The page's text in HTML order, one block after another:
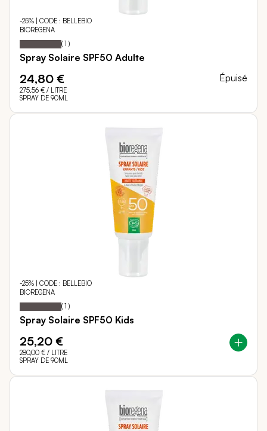
-25% | CODE : BELLEBIO
BIOREGENA
Notation: 100
% of
( 1 )
Spray Solaire SPF50 Adulte
24,80 €
275,56 € / LITRE
SPRAY DE 90ML
Épuisé
-25% | CODE : BELLEBIO
BIOREGENA
Notation: 100
% of
( 1 )
Spray Solaire SPF50 Kids
25,20 €
280,00 € / LITRE
SPRAY DE 90ML